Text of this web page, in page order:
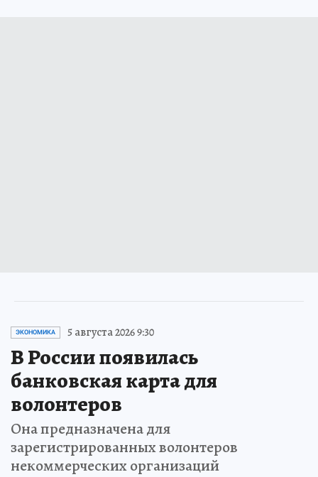
ЭКОНОМИКА 5 августа 2026 9:30
В России появилась
банковская карта для
волонтеров
Она предназначена для
зарегистрированных волонтеров
некоммерческих организаций